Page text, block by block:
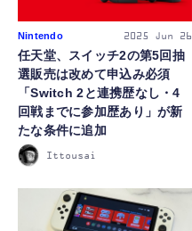
Nintendo 2025 Jun 26
任天堂、スイッチ2の第5回抽
選販売は改めて申込み必須
「Switch 2と連携歴なし・4
回戦までに参加歴あり」が新
たな条件に追加
Ittousai